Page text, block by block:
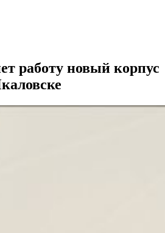
работу новый корпус